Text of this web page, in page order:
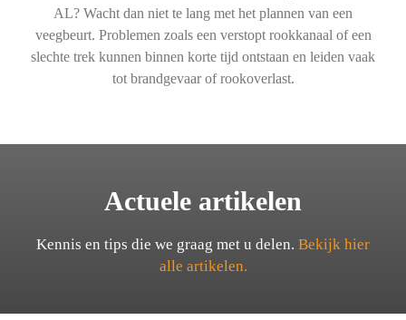
AL? Wacht dan niet te lang met het plannen van een
veegbeurt. Problemen zoals een verstopt rookkanaal of een
slechte trek kunnen binnen korte tijd ontstaan en leiden vaak
tot brandgevaar of rookoverlast.
Actuele artikelen
Kennis en tips die we graag met u delen. Bekijk hier
alle artikelen.